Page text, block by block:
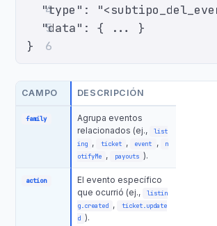
4
"type":
5
  "data": { ... }
6
}
CAMPO DESCRIPCIÓN
family
Agrupa eventos
relacionados (ej.,
list
ing , ticket , event ,
n
otifyMe , payouts ).
action
El evento específico
que ocurrió (ej.,
listin
g.created ,
ticket.update
d ).